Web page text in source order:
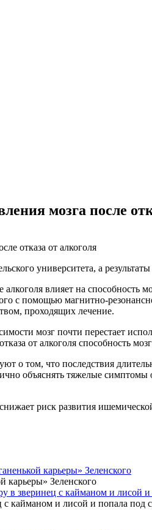
мозга после
университета, а
влияет на
с помощью магнитно-
проходящих лечение.
мозг почти перестает
от алкоголя способность
о том, что последствия
объяснять тяжелые
риск развития
карьеры» Зеленского
в зверинец с кайманом и лисой и